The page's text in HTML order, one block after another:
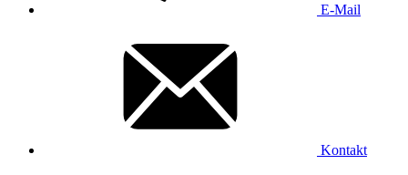
E-Mail
Kontakt